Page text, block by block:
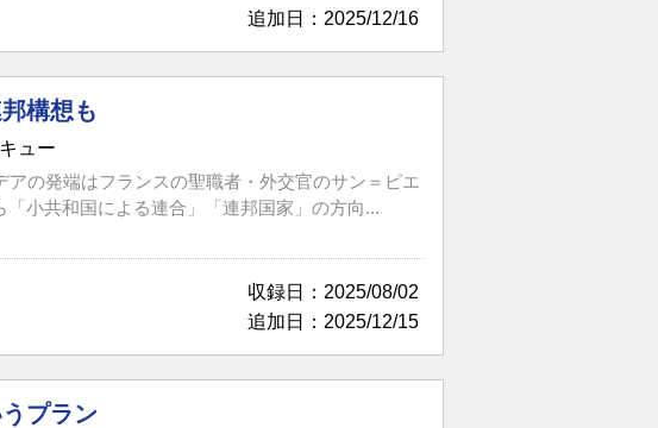
追加日：2025/12/16
構想も
ュー
の発端はフランスの聖職者・外交官のサン＝ピエ
小共和国による連合」「連邦国家」の方向...
収録日：2025/08/02
追加日：2025/12/15
プラン